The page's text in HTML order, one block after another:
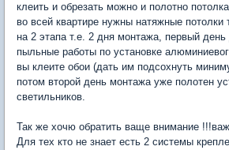
клеить и обрезать можно и полотно
во всей квартире нужны натяжные потолки
на 2 этапа т.е. 2 дня монтажа, первый
пыльные работы по установке
вы клеите обои (дать им подсохнуть
потом второй день монтажа уже полотен
светильников.
Так же хочю обратить ваще внимание
Для тех кто не знает есть 2 системы